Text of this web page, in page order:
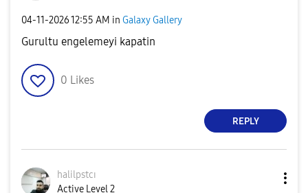
‎04-11-202612:55 AM in Galaxy Gallery
Gurultu engelemeyi kapatin
0 Likes
REPLY
halilpstcı
Active Level 2